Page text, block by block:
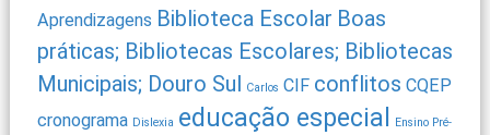
Aprendizagens Biblioteca Escolar Boas
práticas; Bibliotecas Escolares; Bibliotecas
Municipais; Douro Sul
Carlos CIF conflitos CQEP
cronograma Dislexia educação especial Ensino Pré-